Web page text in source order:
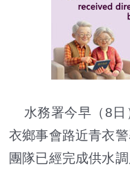
水務署今早（8日
衣鄉事會路近青衣
團隊已經完成供水